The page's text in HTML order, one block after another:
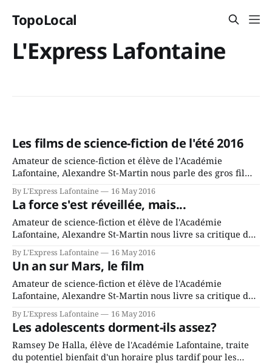
TopoLocal
L'Express Lafontaine
Les films de science-fiction de l'été 2016
Amateur de science-fiction et élève de l’Académie
Lafontaine, Alexandre St-Martin nous parle des gros films
à succès qui sont prévus pour l'été. Quel est votre passe-
temps préféré durant l’été? Pour plusieurs, c’est tout
simplement le cinéma. Heureusement, plusieurs
cinéphiles seront heureux de
By L'Express Lafontaine 16 May 2016
La force s'est réveillée, mais...
Amateur de science-fiction et élève de l'Académie
Lafontaine, Alexandre St-Martin nous livre sa critique du
film Star Wars: Le réveil de la force. «Luke, je suis ton
père», n’est-ce pas familier pour vous? Un tout nouveau
volet de la science-fiction voit le jour.
By L'Express Lafontaine 16 May 2016
Un an sur Mars, le film
Amateur de science-fiction et élève de l'Académie
Lafontaine, Alexandre St-Martin nous livre sa critique du
film Seul sur Mars. Comment pouvons-nous survivre 1 an
sur une planète non habitée avec à peine 4 mois de
nourriture? C'est ce qu'explique Seul sur
By L'Express Lafontaine 16 May 2016
Les adolescents dorment-ils assez?
Ramsey De Halla, élève de l'Académie Lafontaine, traite
du potentiel bienfait d'un horaire plus tardif pour les